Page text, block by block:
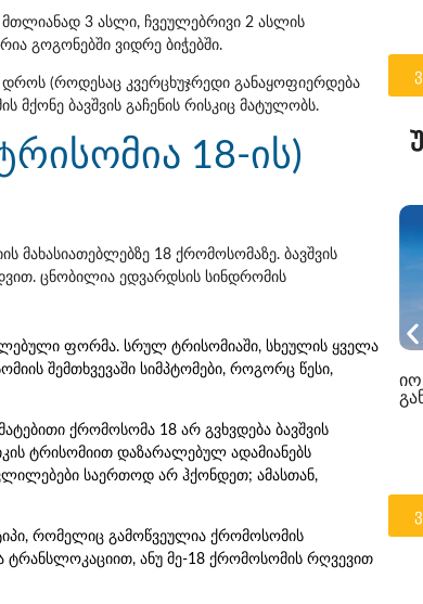
მთლიანად 3 ასლი, ჩვეულებრივი 2 ასლის
გოგონებში ვიდრე ბიჭებში.
დროს (როდესაც კვერცხუჯრედი განაყოფიერდება
მქონე ბავშვის გაჩენის რისკიც მატულობს.
18-ის)
მახასიათებლებზე 18 ქრომოსომაზე. ბავშვის
ცნობილია ედვარდსის სინდრომის
ფორმა. სრულ ტრისომიაში, სხეულის ყველა
შემთხვევაში სიმპტომები, როგორც წესი,
ქრომოსომა 18 არ გვხვდება ბავშვის
ტრისომიით დაზარალებულ ადამიანებს
საერთოდ არ ჰქონდეთ; ამასთან,
რომელიც გამოწვეულია ქრომოსომის
ტრანსლოკაციით, ანუ მე-18 ქრომოსომის რღვევით